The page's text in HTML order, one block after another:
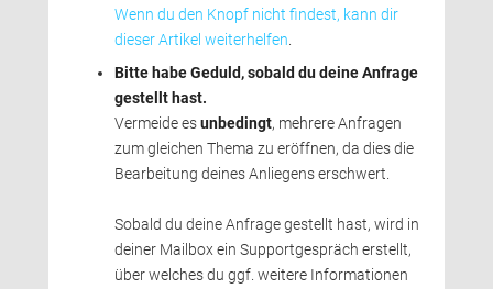
Wenn du den Knopf nicht findest, kann dir
dieser Artikel weiterhelfen.
Bitte habe Geduld, sobald du deine Anfrage
gestellt hast.
Vermeide es unbedingt, mehrere Anfragen
zum gleichen Thema zu eröffnen, da dies die
Bearbeitung deines Anliegens erschwert.
Sobald du deine Anfrage gestellt hast, wird in
deiner Mailbox ein Supportgespräch erstellt,
über welches du ggf. weitere Informationen